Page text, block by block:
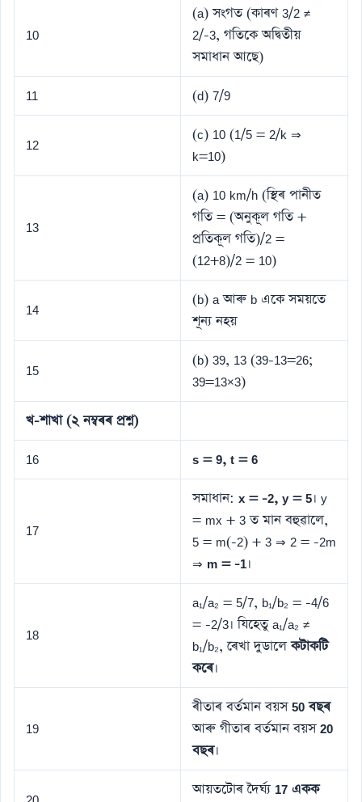
10
(a) সংগত (কাৰণ 3/2 ≠
2/-3, গতিকে অদ্বিতীয়
সমাধান আছে)
11 (d) 7/9
12
(c) 10 (1/5 = 2/k ⇒
k=10)
13
(a) 10 km/h (স্থিৰ পানীত
গতি = (অনুকূল গতি +
প্ৰতিকূল গতি)/2 =
(12+8)/2 = 10)
14
(b) a আৰু b একে সময়তে
শূন্য নহয়
15
(b) 39, 13 (39-13=26;
39=13×3)
খ-শাখা (২ নম্বৰৰ প্ৰশ্ন)
16 s = 9, t = 6
17
সমাধান: x = -2, y = 5। y
= mx + 3 ত মান বহুৱালে,
5 = m(-2) + 3 ⇒ 2 = -2m
⇒ m = -1।
18
a₁/a₂ = 5/7, b₁/b₂ = -4/6
= -2/3। যিহেতু a₁/a₂ ≠
b₁/b₂, ৰেখা দুডালেকটাকটি
কৰে।
19
ৰীতাৰ বৰ্তমান বয়স50 বছৰ
আৰু গীতাৰ বৰ্তমান বয়স20
বছৰ।
আয়তটোৰ দৈৰ্ঘ্য 17 একক